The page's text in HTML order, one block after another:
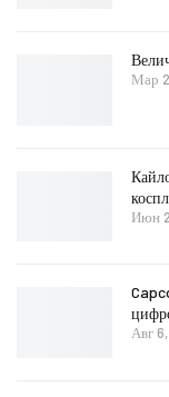
Мар
Июн
Авг